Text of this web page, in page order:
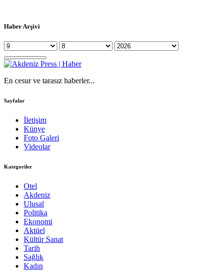
Haber Arşivi
En cesur ve tarasız haberler...
Sayfalar
İletişim
Künye
Foto Galeri
Videolar
Kategoriler
Otel
Akdeniz
Ulusal
Politika
Ekonomi
Aktüel
Kültür Sanat
Tarih
Sağlık
Kadın